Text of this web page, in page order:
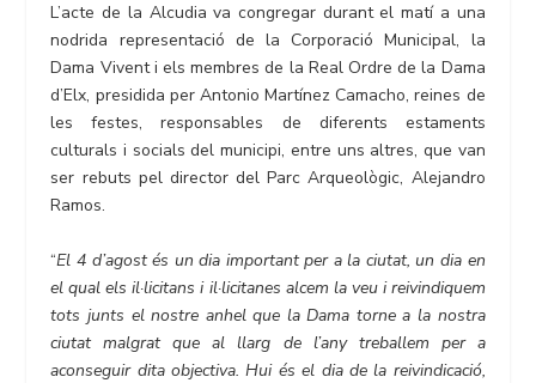
L’acte de la Alcudia va congregar durant el matí a una
nodrida representació de la Corporació Municipal, la
Dama Vivent i els membres de la Real Ordre de la Dama
d’Elx, presidida per Antonio Martínez Camacho, reines de
les festes, responsables de diferents estaments
culturals i socials del municipi, entre uns altres, que van
ser rebuts pel director del Parc Arqueològic, Alejandro
Ramos.
“El 4 d’agost és un dia important per a la ciutat, un dia en
el qual els il·licitans i il·licitanes alcem la veu i reivindiquem
tots junts el nostre anhel que la Dama torne a la nostra
ciutat malgrat que al llarg de l’any treballem per a
aconseguir dita objectiva. Hui és el dia de la reivindicació,